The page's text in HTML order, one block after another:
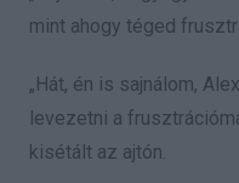
mint ahogy téged
„Hát, én is sajnálom,
levezetni a
kisétált az ajtón.